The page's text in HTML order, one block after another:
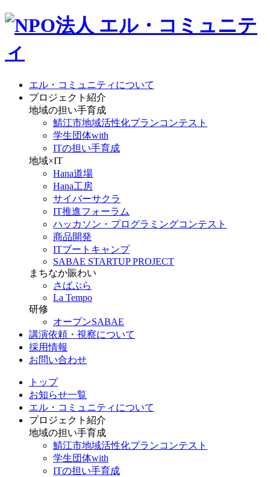
エル・コミュニティについて
プロジェクト紹介
地域の担い手育成
鯖江市地域活性化プランコンテスト
学生団体with
ITの担い手育成
地域×IT
Hana道場
Hana工房
サイバーサクラ
IT推進フォーラム
ハッカソン・プログラミングコンテスト
商品開発
ITブートキャンプ
SABAE STARTUP PROJECT
まちなか賑わい
さばぷら
La Tempo
研修
オープンSABAE
講演依頼・視察について
採用情報
お問い合わせ
トップ
お知らせ一覧
エル・コミュニティについて
プロジェクト紹介
地域の担い手育成
鯖江市地域活性化プランコンテスト
学生団体with
ITの担い手育成